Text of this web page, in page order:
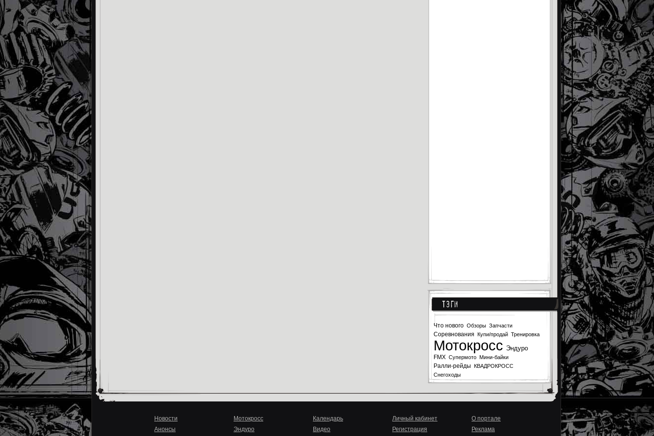
Тэги
Что нового Обзоры Запчасти
Соревнования Купи/продай Тренировка
Мотокросс Эндуро
FMX Супермото Мини-байки
Ралли-рейды КВАДРОКРОСС
Снегоходы
Новости
Анонсы
Мотокросс
Эндуро
Календарь
Видео
Личный кабинет
Регистрация
О портале
Реклама